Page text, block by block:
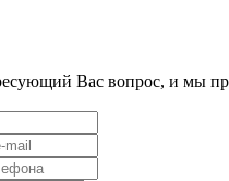
Вас вопрос, и мы